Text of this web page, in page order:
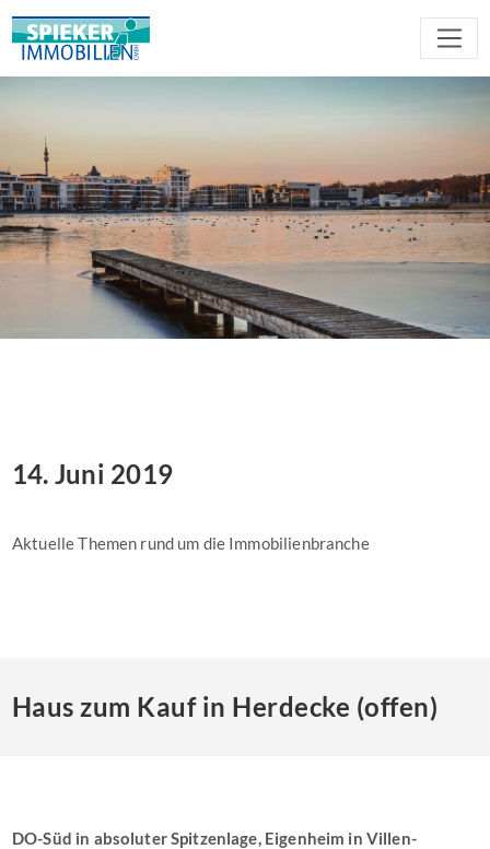
14. Juni 2019
Aktuelle Themen rund um die Immobilienbranche
Haus zum Kauf in Herdecke (offen)
DO-Süd in absoluter Spitzenlage, Eigenheim in Villen-